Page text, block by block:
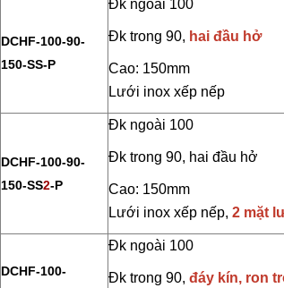
DCHF-100-90-
150-SS-P
Đk ngoài 100
Đk trong 90, hai đầu hở
Cao: 150mm
Lưới inox xếp nếp
DCHF-100-90-
150-SS2-P
Đk ngoài 100
Đk trong 90, hai đầu hở
Cao: 150mm
Lưới inox xếp nếp, 2 mặt
DCHF-100-
Đk ngoài 100
Đk trong 90, đáy kín, ron
Hộp Lọc Giấy Carton Sóng
Giấy Cellulose Vàng Lõi Lọc
Bụi Đáy Bằng
Lõi Lọc Bụi Pe Kết Nối Ren
Trong